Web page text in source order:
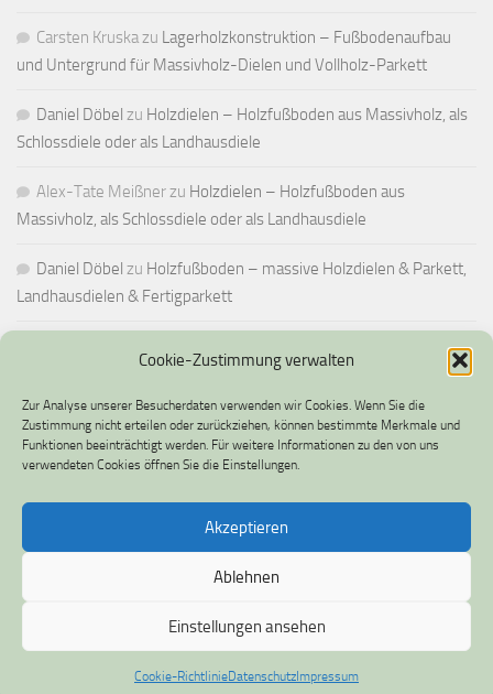
Cookie-Zustimmung verwalten
Zur Analyse unserer Besucherdaten verwenden wir Cookies. Wenn Sie die
Zustimmung nicht erteilen oder zurückziehen, können bestimmte Merkmale und
Funktionen beeinträchtigt werden. Für weitere Informationen zu den von uns
verwendeten Cookies öffnen Sie die Einstellungen.
Akzeptieren
Ablehnen
Einstellungen ansehen
Cookie-RichtlinieDatenschutz Impressum
Carsten Kruskazu Lagerholzkonstruktion – Fußbodenaufbau
und Untergrund für Massivholz-Dielen und Vollholz-Parkett
Daniel Döbel zu Holzdielen – Holzfußboden aus Massivholz, als
Schlossdiele oder als Landhausdiele
Alex-Tate Meißnerzu Holzdielen – Holzfußboden aus
Massivholz, als Schlossdiele oder als Landhausdiele
Daniel Döbel zu Holzfußboden – massive Holzdielen & Parkett,
Landhausdielen & Fertigparkett
Impressum
Datenschutz